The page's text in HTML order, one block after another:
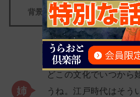
背景を知らずに石を手に入れる
うん。そもそも婚約や
どこの文化でいつから
うね。江戸時代はそう